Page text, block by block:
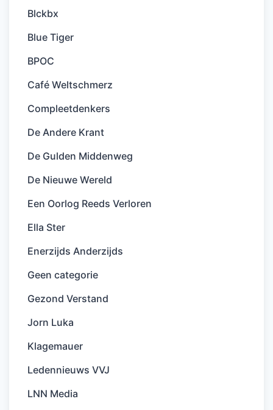
Blckbx
Blue Tiger
BPOC
Café Weltschmerz
Compleetdenkers
De Andere Krant
De Gulden Middenweg
De Nieuwe Wereld
Een Oorlog Reeds Verloren
Ella Ster
Enerzijds Anderzijds
Geen categorie
Gezond Verstand
Jorn Luka
Klagemauer
Ledennieuws VVJ
LNN Media